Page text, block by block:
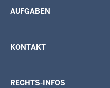
AUFGABEN
KONTAKT
RECHTS-INFOS